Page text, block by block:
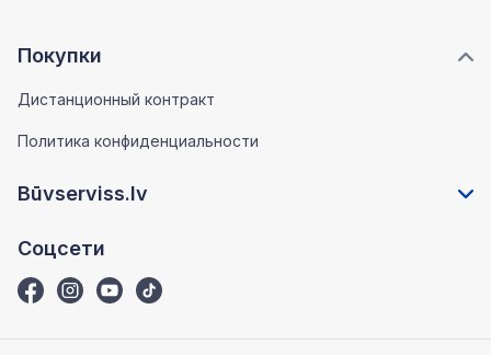
Покупки
Дистанционный контракт
Политика конфиденциальности
Būvserviss.lv
Соцсети